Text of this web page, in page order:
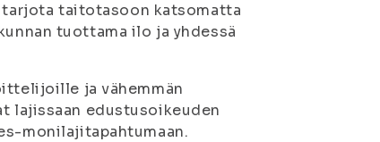
taitotasoon katsomatta
tuottama ilo ja yhdessä
ja vähemmän
lajissaan edustusoikeuden
monilajitapahtumaan.